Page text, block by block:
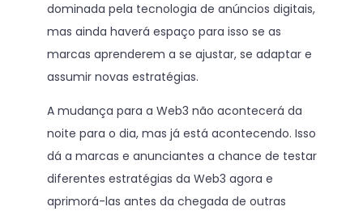
dominada pela tecnologia de anúncios digitais,
mas ainda haverá espaço para isso se as
marcas aprenderem a se ajustar, se adaptar e
assumir novas estratégias.
A mudança para a Web3 não acontecerá da
noite para o dia, mas já está acontecendo. Isso
dá a marcas e anunciantes a chance de testar
diferentes estratégias da Web3 agora e
aprimorá-las antes da chegada de outras